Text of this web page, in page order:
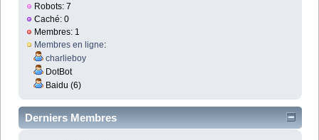
Robots: 7
Caché: 0
Membres: 1
Membres en ligne:
charlieboy
DotBot
Baidu (6)
Derniers Membres